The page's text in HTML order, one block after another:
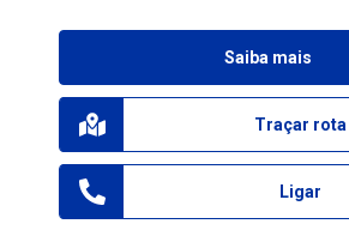
Saiba mais
Traçar rota
Ligar